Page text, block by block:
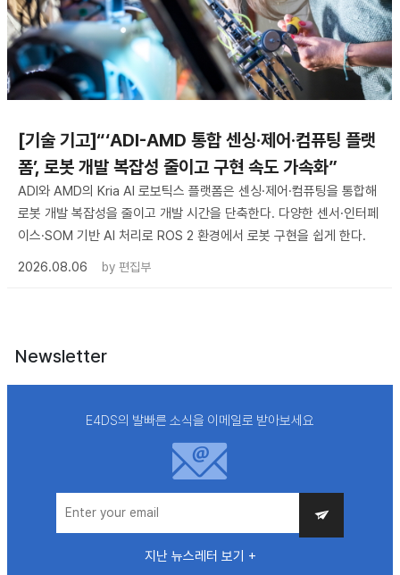
[기술 기고]“‘ADI-AMD 통합 센싱·제어·컴퓨팅 플랫
폼’, 로봇 개발 복잡성 줄이고 구현 속도 가속화”
ADI와 AMD의 Kria AI 로보틱스 플랫폼은 센싱·제어·컴퓨팅을 통합해
로봇 개발 복잡성을 줄이고 개발 시간을 단축한다. 다양한 센서·인터페
이스·SOM 기반 AI 처리로 ROS 2 환경에서 로봇 구현을 쉽게 한다.
2026.08.06
by 편집부
Newsletter
E4DS의 발빠른 소식을 이메일로 받아보세요
지난 뉴스레터 보기 +